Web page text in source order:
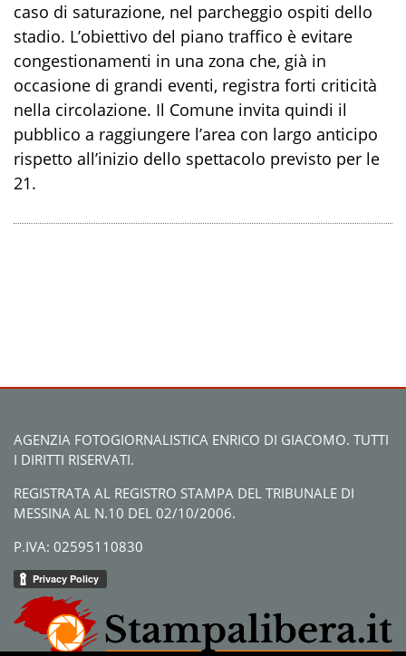
caso di saturazione, nel parcheggio ospiti dello
stadio. L’obiettivo del piano traffico è evitare
congestionamenti in una zona che, già in
occasione di grandi eventi, registra forti criticità
nella circolazione. Il Comune invita quindi il
pubblico a raggiungere l’area con largo anticipo
rispetto all’inizio dello spettacolo previsto per le
21.
AGENZIA FOTOGIORNALISTICA ENRICO DI GIACOMO. TUTTI
I DIRITTI RISERVATI.
REGISTRATA AL REGISTRO STAMPA DEL TRIBUNALE DI
MESSINA AL N.10 DEL 02/10/2006.
P.IVA: 02595110830